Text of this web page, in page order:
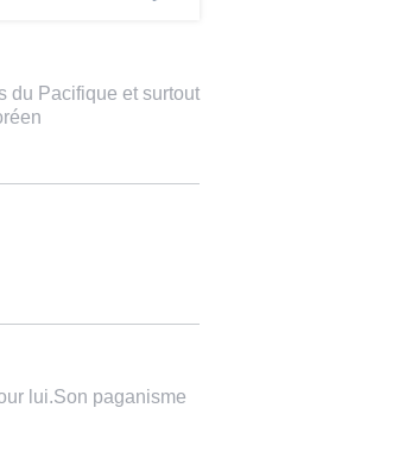
du Pacifique et surtout
lui.Son paganisme